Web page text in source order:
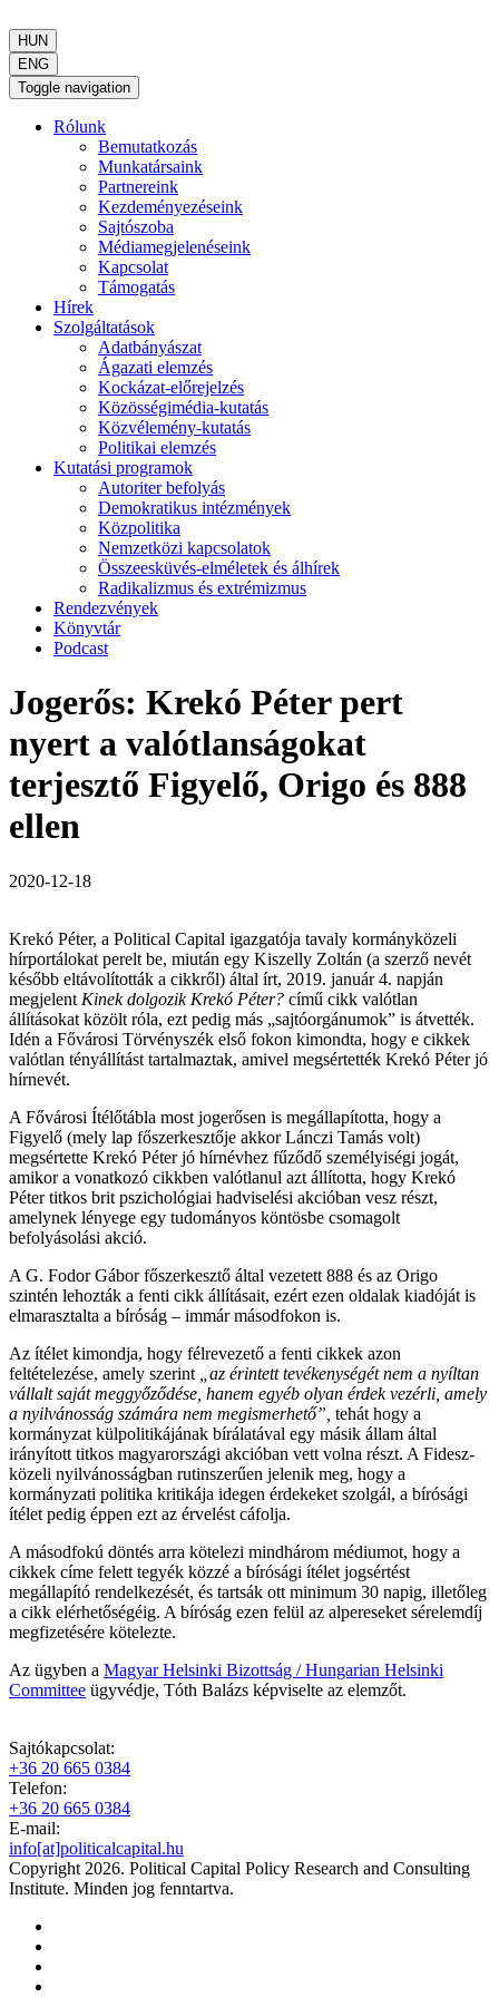
HUN
ENG
Toggle navigation
Rólunk
Bemutatkozás
Munkatársaink
Partnereink
Kezdeményezéseink
Sajtószoba
Médiamegjelenéseink
Kapcsolat
Támogatás
Hírek
Szolgáltatások
Adatbányászat
Ágazati elemzés
Kockázat-előrejelzés
Közösségimédia-kutatás
Közvélemény-kutatás
Politikai elemzés
Kutatási programok
Autoriter befolyás
Demokratikus intézmények
Közpolitika
Nemzetközi kapcsolatok
Összeesküvés-elméletek és álhírek
Radikalizmus és extrémizmus
Rendezvények
Könyvtár
Podcast
Jogerős: Krekó Péter pert
nyert a valótlanságokat
terjesztő Figyelő, Origo és 888
ellen
2020-12-18
Krekó Péter, a Political Capital igazgatója tavaly kormányközeli
hírportálokat perelt be, miután egy Kiszelly Zoltán (a szerző nevét
később eltávolították a cikkről) által írt, 2019. január 4. napján
megjelent Kinek dolgozik Krekó Péter? című cikk valótlan
állításokat közölt róla, ezt pedig más „sajtóorgánumok” is átvették.
Idén a Fővárosi Törvényszék első fokon kimondta, hogy e cikkek
valótlan tényállítást tartalmaztak, amivel megsértették Krekó Péter jó
hírnevét.
A Fővárosi Ítélőtábla most jogerősen is megállapította, hogy a
Figyelő (mely lap főszerkesztője akkor Lánczi Tamás volt)
megsértette Krekó Péter jó hírnévhez fűződő személyiségi jogát,
amikor a vonatkozó cikkben valótlanul azt állította, hogy Krekó
Péter titkos brit pszichológiai hadviselési akcióban vesz részt,
amelynek lényege egy tudományos köntösbe csomagolt
befolyásolási akció.
A G. Fodor Gábor főszerkesztő által vezetett 888 és az Origo
szintén lehozták a fenti cikk állításait, ezért ezen oldalak kiadóját is
elmarasztalta a bíróság – immár másodfokon is.
Az ítélet kimondja, hogy félrevezető a fenti cikkek azon
feltételezése, amely szerint
az érintett tevékenységét nem a nyíltan
vállalt saját meggyőződése, hanem egyéb olyan érdek vezérli, amely
a nyilvánosság számára nem megismerhető”, tehát hogy a
kormányzat külpolitikájának bírálatával egy másik állam által
irányított titkos magyarországi akcióban vett volna részt. A Fidesz-
közeli nyilvánosságban rutinszerűen jelenik meg, hogy a
kormányzati politika kritikája idegen érdekeket szolgál, a bírósági
ítélet pedig éppen ezt az érvelést cáfolja.
A másodfokú döntés arra kötelezi mindhárom médiumot, hogy a
cikkek címe felett tegyék közzé a bírósági ítélet jogsértést
megállapító rendelkezését, és tartsák ott minimum 30 napig, illetőleg
a cikk elérhetőségéig. A bíróság ezen felül az alpereseket sérelemdíj
megfizetésére kötelezte.
Az ügyben a Magyar Helsinki Bizottság / Hungarian Helsinki
Committee ügyvédje, Tóth Balázs képviselte az elemzőt.
Sajtókapcsolat:
+36 20 665 0384
Telefon:
+36 20 665 0384
E-mail:
info[at]politicalcapital.hu
Copyright 2026. Political Capital Policy Research and Consulting
Institute. Minden jog fenntartva.